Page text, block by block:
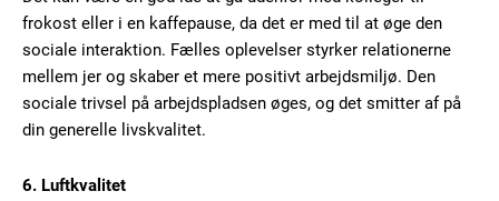
Subscription Plans
frokost eller i en kaffepause, da det er med til at øge den
sociale interaktion. Fælles oplevelser styrker relationerne
mellem jer og skaber et mere positivt arbejdsmiljø. Den
sociale trivsel på arbejdspladsen øges, og det smitter af på
din generelle livskvalitet.
6. Luftkvalitet